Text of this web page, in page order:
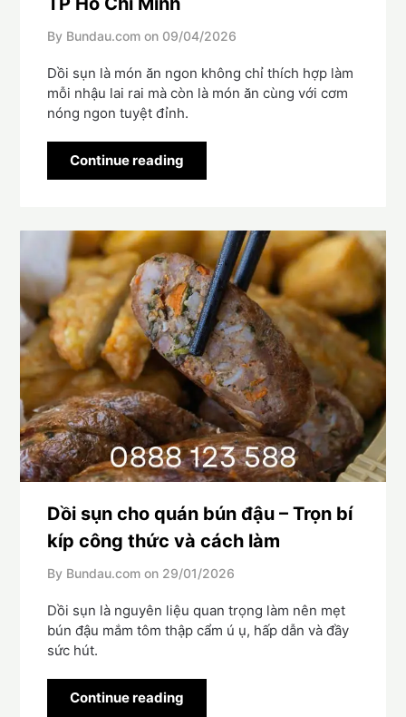
By Bundau.com on 09/04/2026
Dồi sụn là món ăn ngon không chỉ thích hợp làm
mỗi nhậu lai rai mà còn là món ăn cùng với cơm
nóng ngon tuyệt đỉnh.
Continue reading
Dồi sụn cho quán bún đậu – Trọn bí
kíp công thức và cách làm
By Bundau.com on 29/01/2026
Dồi sụn là nguyên liệu quan trọng làm nên mẹt
bún đậu mắm tôm thập cẩm ú ụ, hấp dẫn và đầy
sức hút.
Continue reading